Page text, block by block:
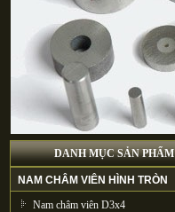
DANH MỤC SẢN PHẨM
NAM CHÂM VIÊN HÌNH TRÒN
Nam châm viên D3x4